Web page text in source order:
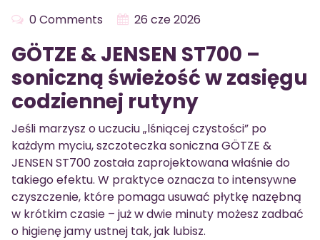
0 Comments 26 cze 2026
GÖTZE & JENSEN ST700 –
soniczną świeżość w zasięgu
codziennej rutyny
Jeśli marzysz o uczuciu „lśniącej czystości” po
każdym myciu, szczoteczka soniczna GÖTZE &
JENSEN ST700 została zaprojektowana właśnie do
takiego efektu. W praktyce oznacza to intensywne
czyszczenie, które pomaga usuwać płytkę nazębną
w krótkim czasie – już w dwie minuty możesz zadbać
o higienę jamy ustnej tak, jak lubisz.